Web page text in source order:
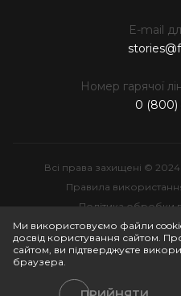
E-mail
Номер гарячої
0 (800)
Всі права захищені ©
Правила
Політика обробки
Ми використовуємо файли
досвід користування сайтом.
сайтом, ви підтверджуєте
браузера.